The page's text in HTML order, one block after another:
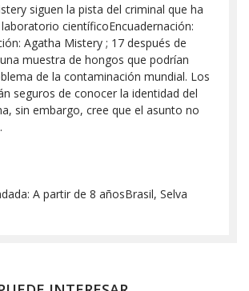
siguen la pista del criminal que ha
científicoEncuadernación:
Agatha Mistery ; 17 después de
muestra de hongos que podrían
de la contaminación mundial. Los
seguros de conocer la identidad del
sin embargo, cree que el asunto no
A partir de 8 añosBrasil, Selva